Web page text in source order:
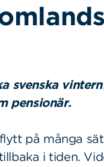
svenska
pensionär.
på många
i tiden.